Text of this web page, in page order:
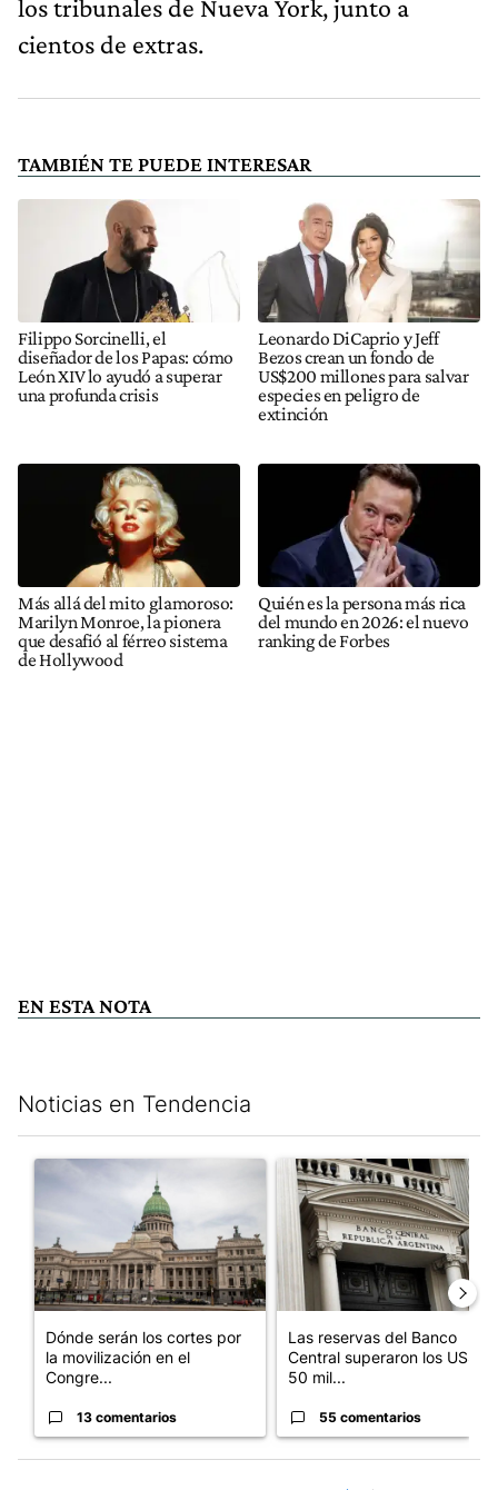
los tribunales de Nueva York, junto a
cientos de extras.
TAMBIÉN TE PUEDE INTERESAR
Filippo Sorcinelli, el
diseñador de los Papas: cómo
León XIV lo ayudó a superar
una profunda crisis
Leonardo DiCaprio y Jeff
Bezos crean un fondo de
US$200 millones para salvar
especies en peligro de
extinción
Más allá del mito glamoroso:
Marilyn Monroe, la pionera
que desafió al férreo sistema
de Hollywood
Quién es la persona más rica
del mundo en 2026: el nuevo
ranking de Forbes
EN ESTA NOTA
Noticias en Tendencia
Un artículo de tendencia con el título "Dónde serán los cortes
Dónde serán los cortes por
la movilización en el
Congre...
13 comentarios
Un artículo de tendencia
Las reservas del Banco
Central superaron los US$
50 mil...
55 comentarios